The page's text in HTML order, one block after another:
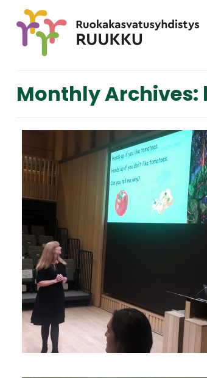
Monthly Archives: